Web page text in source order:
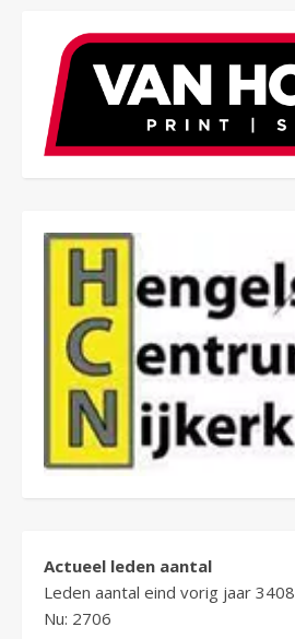
Actueel leden aantal
Leden aantal eind vorig jaar 3408
Nu: 2706